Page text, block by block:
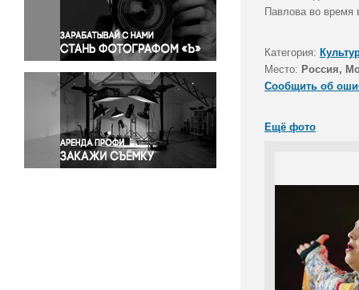
Правосудие
Происшествия и конфликты
Религия
Светская жизнь
Спорт
Экология
Экономика и бизнес
Павлова во время
Категория:
Место: Россия,
Сообщить об
Ещё фото